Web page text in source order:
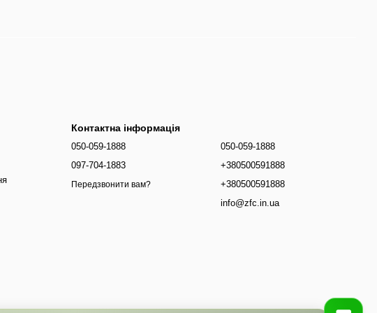
Контактна інформація
050-059-1888
097-704-1883
Передзвонити вам?
050-059-1888
+380500591888
+380500591888
info@zfc.in.ua